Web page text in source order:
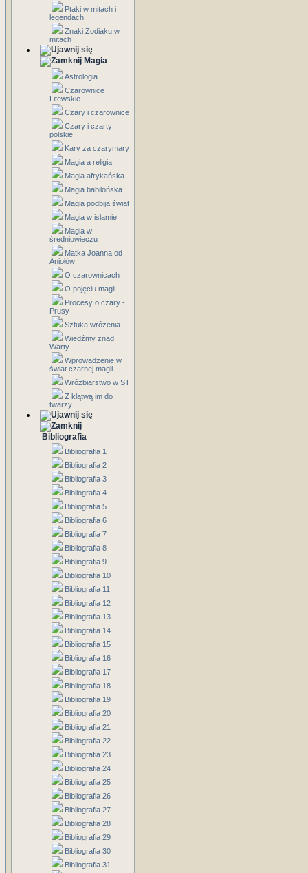
Ptaki w mitach i
legendach
Znaki Zodiaku w
mitach
Magia
Astrologia
Czarownice
Litewskie
Czary i czarownice
Czary i czarty
polskie
Kary za czarymary
Magia a religia
Magia afrykańska
Magia babilońska
Magia podbija świat
Magia w islamie
Magia w
średniowieczu
Matka Joanna od
Aniołów
O czarownicach
O pojęciu magii
Procesy o czary -
Prusy
Sztuka wróżenia
Wiedźmy znad
Warty
Wprowadzenie w
świat czarnej magii
Wróżbiarstwo w ST
Z klątwą im do
twarzy
Bibliografia
Bibliografia 1
Bibliografia 2
Bibliografia 3
Bibliografia 4
Bibliografia 5
Bibliografia 6
Bibliografia 7
Bibliografia 8
Bibliografia 9
Bibliografia 10
Bibliografia 11
Bibliografia 12
Bibliografia 13
Bibliografia 14
Bibliografia 15
Bibliografia 16
Bibliografia 17
Bibliografia 18
Bibliografia 19
Bibliografia 20
Bibliografia 21
Bibliografia 22
Bibliografia 23
Bibliografia 24
Bibliografia 25
Bibliografia 26
Bibliografia 27
Bibliografia 28
Bibliografia 29
Bibliografia 30
Bibliografia 31